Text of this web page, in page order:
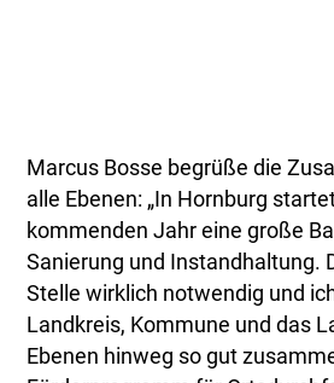
Marcus Bosse begrüße die
alle Ebenen: „In Hornburg
kommenden Jahr eine große
Sanierung und Instandhaltung.
Stelle wirklich notwendig und
Landkreis, Kommune und das
Ebenen hinweg so gut